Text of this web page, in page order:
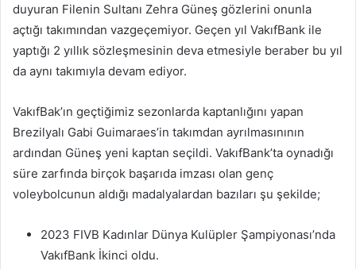
duyuran Filenin Sultanı Zehra Güneş gözlerini onunla
açtığı takımından vazgeçemiyor. Geçen yıl VakıfBank ile
yaptığı 2 yıllık sözleşmesinin deva etmesiyle beraber bu yıl
da aynı takımıyla devam ediyor.
VakıfBak’ın geçtiğimiz sezonlarda kaptanlığını yapan
Brezilyalı Gabi Guimaraes’in takımdan ayrılmasınının
ardından Güneş yeni kaptan seçildi. VakıfBank’ta oynadığı
süre zarfında birçok başarıda imzası olan genç
voleybolcunun aldığı madalyalardan bazıları şu şekilde;
2023 FIVB Kadınlar Dünya Kulüpler Şampiyonası’nda
VakıfBank İkinci oldu.